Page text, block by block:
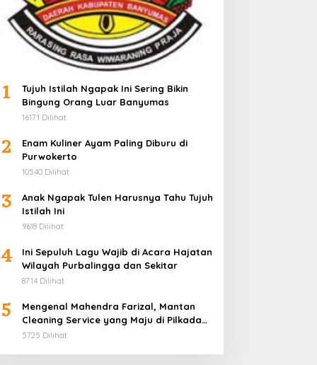
1
Tujuh Istilah Ngapak Ini Sering Bikin
Bingung Orang Luar Banyumas
16171 Dilihat
2
Enam Kuliner Ayam Paling Diburu di
Purwokerto
10540 Dilihat
3
Anak Ngapak Tulen Harusnya Tahu Tujuh
Istilah Ini
9618 Dilihat
4
Ini Sepuluh Lagu Wajib di Acara Hajatan
Wilayah Purbalingga dan Sekitar
8714 Dilihat
5
Mengenal Mahendra Farizal, Mantan
Cleaning Service yang Maju di Pilkada
Purbalingga
5725 Dilihat